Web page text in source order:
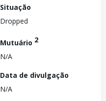
Situação
Dropped
Mutuário 2
N/A
Data de divulgação
N/A